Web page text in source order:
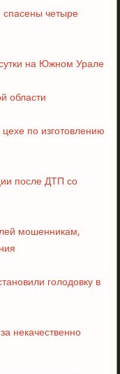
спасены четыре
на Южном Урале
области
по изготовлению
после ДТП со
мошенникам,
голодовку в
некачественно